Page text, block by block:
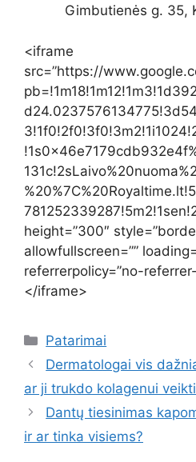
Gimbutienės g. 35,
<iframe
src=”https://
height=”300″
allowfullscreen=””
referrerpolicy=”no-
</iframe>
Kategorijos
Patarimai
Dermatologai vis
ar ji trukdo kolagenui
Dantų tiesinimas
ir ar tinka visiems?